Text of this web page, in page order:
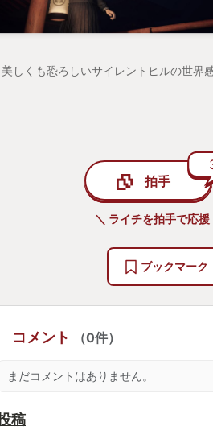
つつプレイしていた。
る感情が大部分を通してあった
は這いつくばりながら襲って
のだが、まずモーションが強
リーチがものすごい。身長以
とふみこんできて爪先がビュ
易度もあってそのまま即死する
に今作は昭和の町が舞台なの
な広く整った道ではなく、狭
箱などが邪魔。そのため、よ
ぐに引っかかりタコ殴りに...
っちはやられたらだいぶ前の
美しくも恐ろしいサイレントヒルの世界
拍手
＼ ライチを拍手で応援
ブックマーク
コメント （0件）
まだコメントはありません。
稿